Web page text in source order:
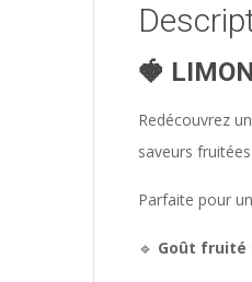
🍓
Redécouvrez
saveurs
Parfaite pour
🔹 Goût fruité